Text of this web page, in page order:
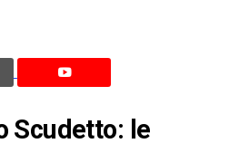
Scudetto: le